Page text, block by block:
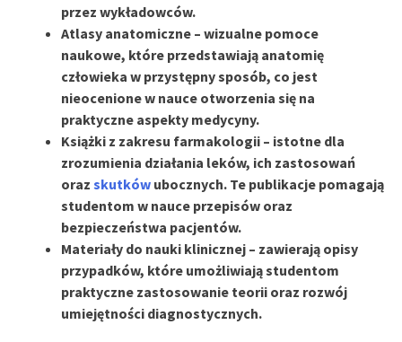
przez wykładowców.
Atlasy anatomiczne – wizualne pomoce
naukowe, które przedstawiają anatomię
człowieka w przystępny sposób, co jest
nieocenione w nauce otworzenia się na
praktyczne aspekty medycyny.
Książki z zakresu farmakologii – istotne dla
zrozumienia działania leków, ich zastosowań
oraz skutków ubocznych. Te publikacje pomagają
studentom w nauce przepisów oraz
bezpieczeństwa pacjentów.
Materiały do nauki klinicznej – zawierają opisy
przypadków, które umożliwiają studentom
praktyczne zastosowanie teorii oraz rozwój
umiejętności diagnostycznych.